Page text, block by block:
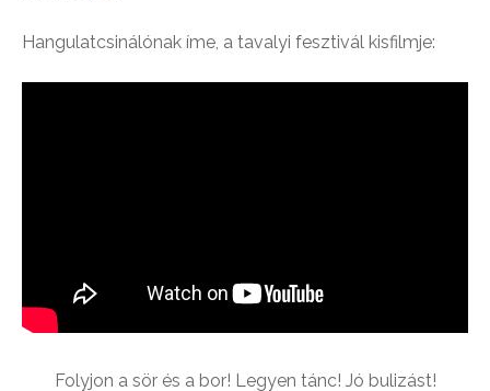
Hangulatcsinálónak íme, a tavalyi fesztivál kisfilmje:
Folyjon a sör és a bor! Legyen tánc! Jó bulizást!